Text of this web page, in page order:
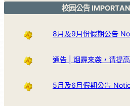
校园公告
8月及9月份假期公告
通告 | 烟霾来袭，请提
5月及6月假期公告